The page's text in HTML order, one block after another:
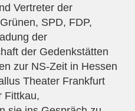
Vertreter der
SPD, FDP,
der
der Gedenkstätten
zur NS-Zeit in Hessen
Theater Frankfurt
Fittkau,